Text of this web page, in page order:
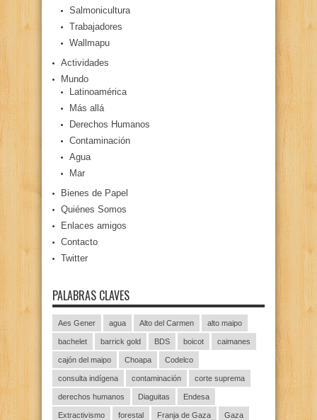
Salmonicultura
Trabajadores
Wallmapu
Actividades
Mundo
Latinoamérica
Más allá
Derechos Humanos
Contaminación
Agua
Mar
Bienes de Papel
Quiénes Somos
Enlaces amigos
Contacto
Twitter
PALABRAS CLAVES
Aes Gener agua Alto del Carmen alto maipo
bachelet barrick gold BDS boicot caimanes
cajón del maipo Choapa Codelco
consulta indígena contaminación corte suprema
derechos humanos Diaguitas Endesa
Extractivismo forestal Franja de Gaza Gaza